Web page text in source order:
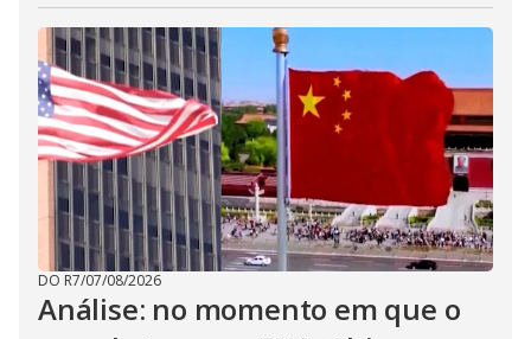
DO R7/07/08/2026
Análise: no momento em que o